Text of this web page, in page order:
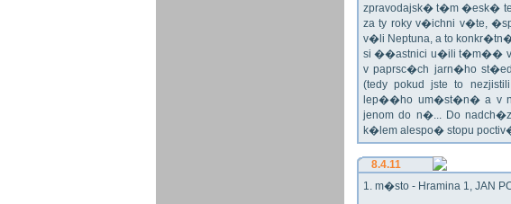
zpravodajsk� t�m �esk�
za ty roky v�ichni v�te,
v�li Neptuna, a to
si ��astnici u�ili t�m��
v paprsc�ch jarn�ho
(tedy pokud jste to
lep��ho um�st�n� a v
jenom do n�... Do
k�lem alespo� stopu
8.4.11
1. m�sto - Hramina 1, JAN